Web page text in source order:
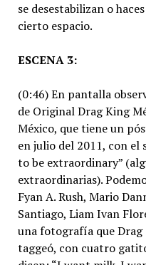
se desestabilizan o
cierto espacio.
ESCENA 3:
(0:46) En pantalla
de Original Drag King
México, que tiene un
en julio del 2011, con el
to be extraordinary”
extraordinarias).
Fyan A. Rush, Mario
Santiago, Liam Ivan
una fotografía que Drag
taggeó, con cuatro